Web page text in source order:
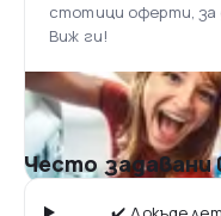
стотици оферти, за
Виж ги!
Често задавани